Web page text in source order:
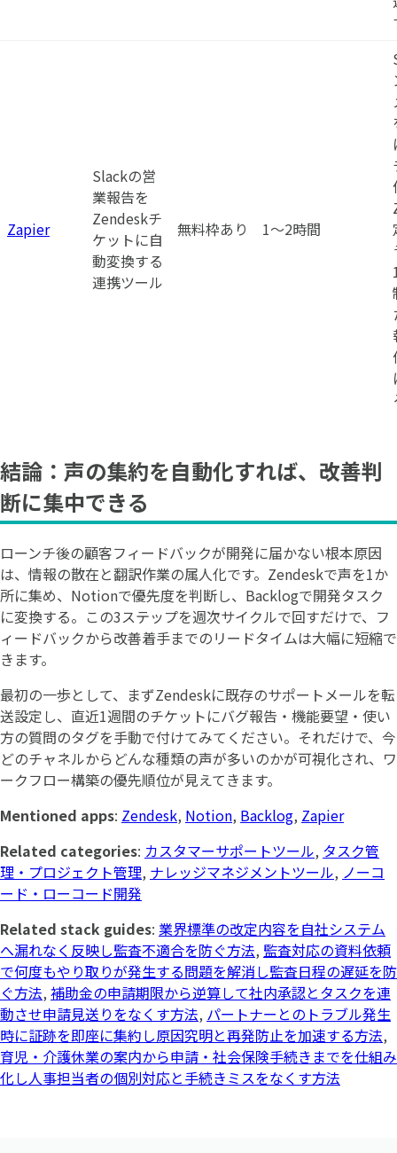
Zapier
Slackの営
業報告を
Zendeskチ
ケットに自
動変換する
連携ツール
無料枠あり 1〜2時間
結論：声の集約を自動化すれば、改善判
断に集中できる
ローンチ後の顧客フィードバックが開発に届かない根本原因
は、情報の散在と翻訳作業の属人化です。Zendeskで声を1か
所に集め、Notionで優先度を判断し、Backlogで開発タスク
に変換する。この3ステップを週次サイクルで回すだけで、フ
ィードバックから改善着手までのリードタイムは大幅に短縮で
きます。
最初の一歩として、まずZendeskに既存のサポートメールを転
送設定し、直近1週間のチケットにバグ報告・機能要望・使い
方の質問のタグを手動で付けてみてください。それだけで、今
どのチャネルからどんな種類の声が多いのかが可視化され、ワ
ークフロー構築の優先順位が見えてきます。
Mentioned apps: Zendesk, Notion, Backlog, Zapier
Related categories: カスタマーサポートツール, タスク管
理・プロジェクト管理, ナレッジマネジメントツール, ノーコ
ード・ローコード開発
Related stack guides: 業界標準の改定内容を自社システム
へ漏れなく反映し監査不適合を防ぐ方法, 監査対応の資料依頼
で何度もやり取りが発生する問題を解消し監査日程の遅延を防
ぐ方法, 補助金の申請期限から逆算して社内承認とタスクを連
動させ申請見送りをなくす方法, パートナーとのトラブル発生
時に証跡を即座に集約し原因究明と再発防止を加速する方法,
育児・介護休業の案内から申請・社会保険手続きまでを仕組み
化し人事担当者の個別対応と手続きミスをなくす方法